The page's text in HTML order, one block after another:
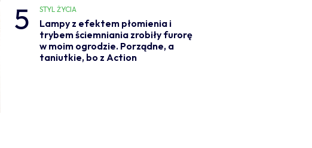
5 STYL ŻYCIA
Lampy z efektem płomienia i
trybem ściemniania zrobiły furorę
w moim ogrodzie. Porządne, a
taniutkie, bo z Action